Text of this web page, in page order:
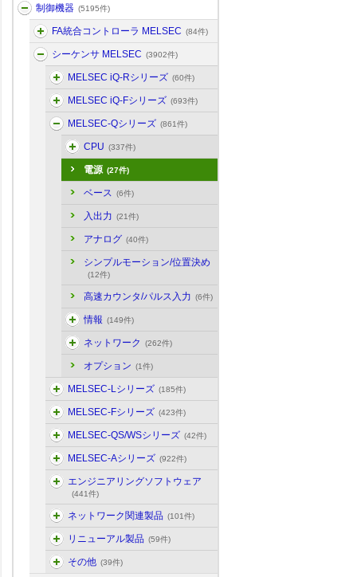
制御機器 (5195件)
FA統合コントローラ MELSEC (84件)
シーケンサ MELSEC (3902件)
MELSEC iQ-Rシリーズ (60件)
MELSEC iQ-Fシリーズ (693件)
MELSEC-Qシリーズ (861件)
CPU (337件)
電源 (27件)
ベース (6件)
入出力 (21件)
アナログ (40件)
シンプルモーション/位置決め
(12件)
高速カウンタ/パルス入力 (6件)
情報 (149件)
ネットワーク (262件)
オプション (1件)
MELSEC-Lシリーズ (185件)
MELSEC-Fシリーズ (423件)
MELSEC-QS/WSシリーズ (42件)
MELSEC-Aシリーズ (922件)
エンジニアリングソフトウェア
(441件)
ネットワーク関連製品 (101件)
リニューアル製品 (59件)
その他 (39件)